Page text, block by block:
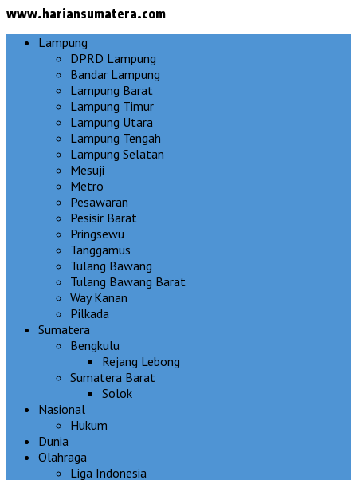
www.hariansumatera.com
Lampung
DPRD Lampung
Bandar Lampung
Lampung Barat
Lampung Timur
Lampung Utara
Lampung Tengah
Lampung Selatan
Mesuji
Metro
Pesawaran
Pesisir Barat
Pringsewu
Tanggamus
Tulang Bawang
Tulang Bawang Barat
Way Kanan
Pilkada
Sumatera
Bengkulu
Rejang Lebong
Sumatera Barat
Solok
Nasional
Hukum
Dunia
Olahraga
Liga Indonesia